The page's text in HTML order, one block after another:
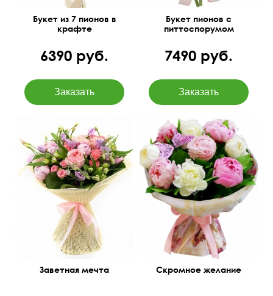
Букет из 7 пионов в
крафте
6390 руб.
Букет пионов с
питтоспорумом
7490 руб.
Заветная мечта
Букет из 11 пионов с
рускусом и декором.
Скромное желание